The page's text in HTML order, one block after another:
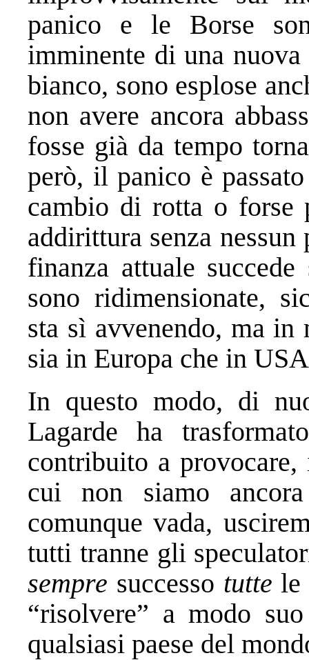
panico e le Borse
imminente di una
bianco, sono esplose
non avere ancora
fosse già da tempo
però, il panico è
cambio di rotta o
addirittura senza
finanza attuale
sono ridimensionate,
sta sì avvenendo, ma
sia in Europa che in
In questo modo, di
Lagarde ha
contribuito a
cui non siamo
comunque vada,
tutti tranne gli
sempre successo tutte le
“risolvere” a modo
qualsiasi paese del